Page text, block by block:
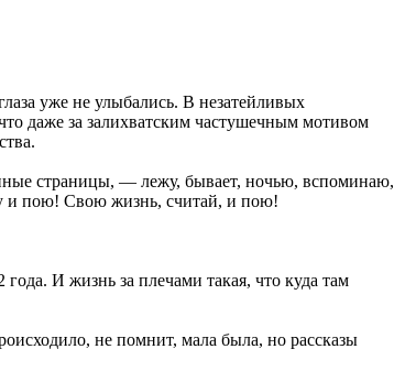
уже не улыбались. В незатейливых
даже за залихватским частушечным мотивом
страницы, — лежу, бывает, ночью, вспоминаю,
и пою! Свою жизнь, считай, и пою!
И жизнь за плечами такая, что куда там
не помнит, мала была, но рассказы